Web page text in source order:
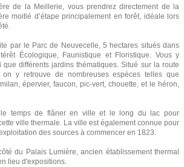
de la Meillerie, vous prendrez directement de la
moitié d’étape principalement en forêt, idéale lors
par le Parc de Neuvecelle, 5 hectares situés dans
Écologique, Faunistique et Floristique. Vous y
différents jardins thématiques. Situé sur la route
on y retrouve de nombreuses espèces telles que
épervier, faucon, pic-vert, chouette, et le héron,
temps de flâner en ville et le long du lac pour
ville thermale. La ville est également connue pour
des sources à commencer en 1823.
du Palais Lumière, ancien établissement thermal
lieu d'expositions.